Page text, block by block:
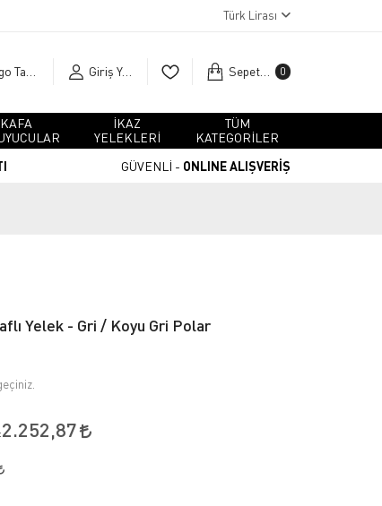
Türk Lirası
Giriş Yap Sepetim 0
KAFA
İKAZ
YELEKLERİ
TÜM
KATEGORİLER
GÜVENLİ - ONLINE ALIŞVERİŞ
Yelek - Gri / Koyu Gri Polar
2.252,87